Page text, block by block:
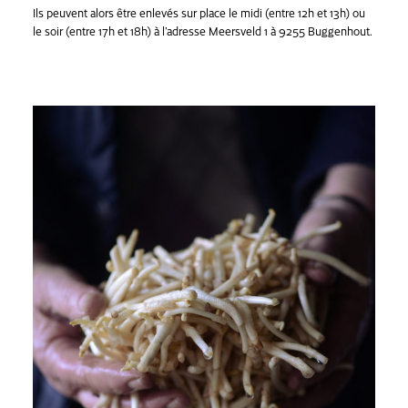
Ils peuvent alors être enlevés sur place le midi (entre 12h et 13h) ou
le soir (entre 17h et 18h) à l’adresse Meersveld 1 à 9255 Buggenhout.